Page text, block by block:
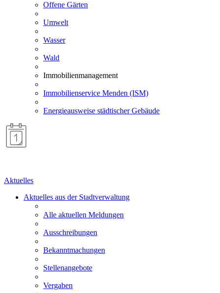
Offene Gärten
Umwelt
Wasser
Wald
Immobilienmanagement
Immobilienservice Menden (ISM)
Energieausweise städtischer Gebäude
Aktuelles
Aktuelles aus der Stadtverwaltung
Alle aktuellen Meldungen
Ausschreibungen
Bekanntmachungen
Stellenangebote
Vergaben